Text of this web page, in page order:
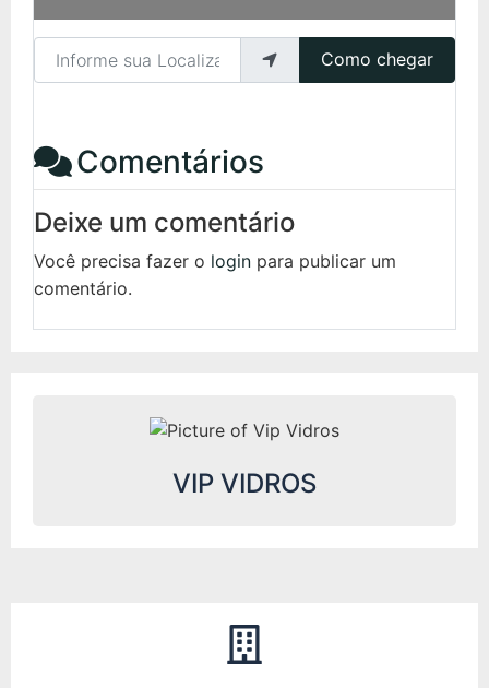
Informe sua Localização
Como chegar
Comentários
Deixe um comentário
Você precisa fazer o login para publicar um
comentário.
VIP VIDROS